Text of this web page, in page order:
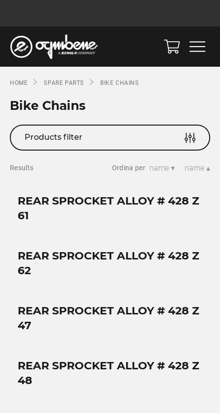
HOME SPARE PARTS BIKE CHAINS
Bike Chains
Products filter
Results Ordina per name ▾ name ▴
REAR SPROCKET ALLOY # 428 Z
61
REAR SPROCKET ALLOY # 428 Z
62
REAR SPROCKET ALLOY # 428 Z
47
REAR SPROCKET ALLOY # 428 Z
48